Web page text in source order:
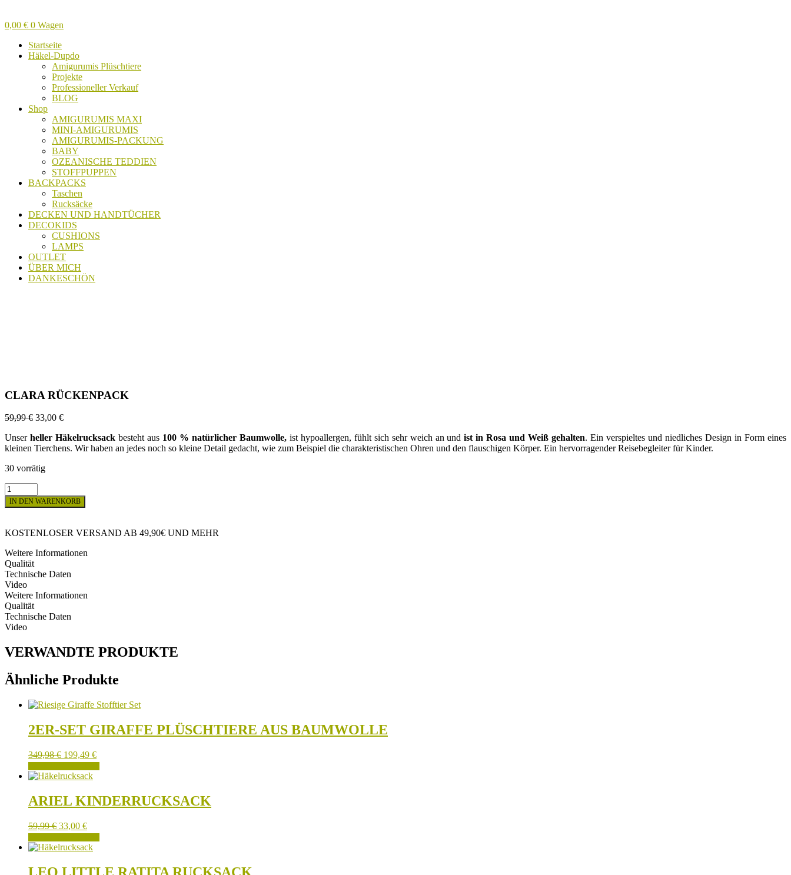
0,00 € 0 Wagen
Startseite
Häkel-Dupdo
Amigurumis Plüschtiere
Projekte
Professioneller Verkauf
BLOG
Shop
AMIGURUMIS MAXI
MINI-AMIGURUMIS
AMIGURUMIS-PACKUNG
BABY
OZEANISCHE TEDDIEN
STOFFPUPPEN
BACKPACKS
Taschen
Rucksäcke
DECKEN UND HANDTÜCHER
DECOKIDS
CUSHIONS
LAMPS
OUTLET
ÜBER MICH
DANKESCHÖN
CLARA RÜCKENPACK
59,99€ 33,00 €
Unser heller Häkelrucksackbesteht aus 100 % natürlicher Baumwolle,ist hypoallergen, fühlt sich sehr weich an undist in Rosa und Weiß gehalten. Ein verspieltes und niedliches Design in Form eines
kleinen Tierchens. Wir haben an jedes noch so kleine Detail gedacht, wie zum Beispiel die charakteristischen Ohren und den flauschigen Körper. Ein hervorragender Reisebegleiter für Kinder.
30 vorrätig
CLARA
RÜCKENPACK
Menge
IN DEN WARENKORB
KOSTENLOSER VERSAND AB 49,90€ UND MEHR
Weitere Informationen
Qualität
Technische Daten
Video
Weitere Informationen
Qualität
Technische Daten
Video
VERWANDTE PRODUKTE
Ähnliche Produkte
2ER-SET GIRAFFE PLÜSCHTIERE AUS BAUMWOLLE
349,98€ 199,49 €
ARIEL KINDERRUCKSACK
59,99€ 33,00 €
LEO LITTLE RATITA RUCKSACK